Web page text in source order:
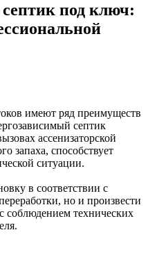
под ключ:
имеют ряд преимуществ
септик
ассенизаторской
запаха, способствует
ситуации.
в соответствии с
но и произвести
соблюдением технических